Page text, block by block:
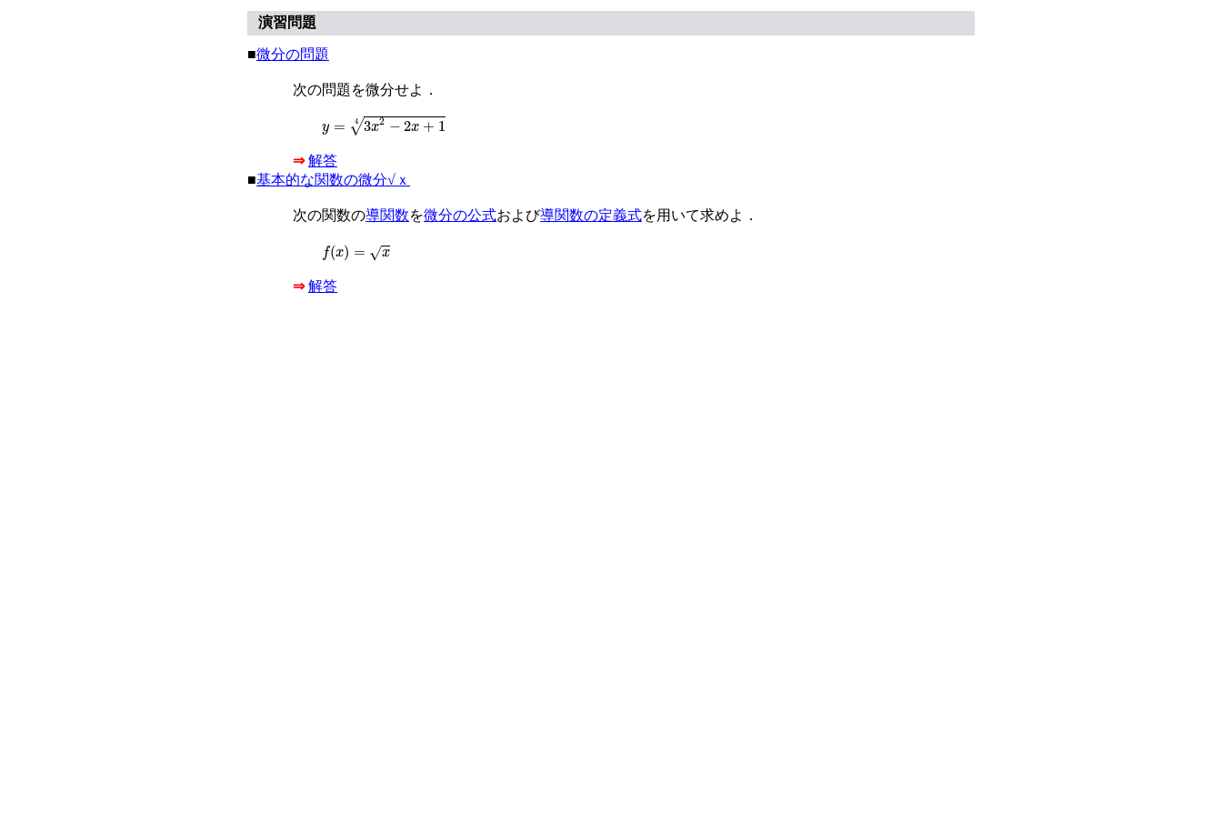
演習問題
■微分の問題
次の問題を微分せよ．
y = 4
√3x2 − 2x + 1
2 −2x+14
⇒ 解答
■基本的な関数の微分√ｘ
次の関数の導関数を微分の公式および導関数の定義式を用いて求めよ．
f(x) = √x
(x =
⇒ 解答